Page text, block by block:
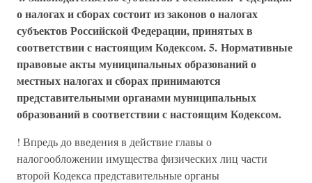
о налогах и сборах состоит из законов о налогах
субъектов Российской Федерации, принятых в
соответствии с настоящим Кодексом.5. Нормативные
правовые акты муниципальных образований о
местных налогах и сборах принимаются
представительными органами муниципальных
образований в соответствии с настоящим Кодексом.
! Впредь до введения в действие главы о
налогообложении имущества физических лиц части
второй Кодекса представительные органы